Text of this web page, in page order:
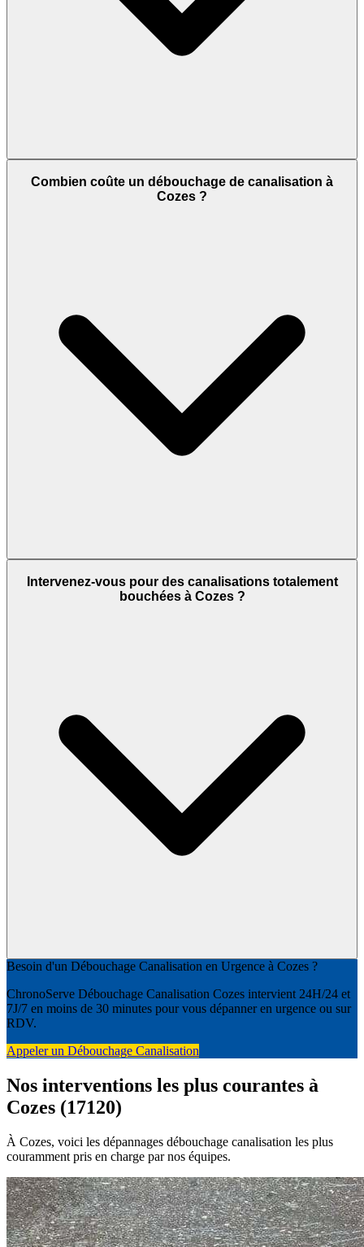
Combien coûte un débouchage de canalisation à
Cozes ?
Intervenez-vous pour des canalisations totalement
bouchées à Cozes ?
Besoin d'un Débouchage Canalisation en Urgence à Cozes ?
ChronoServe Débouchage Canalisation Cozes intervient 24H/24 et
7J/7 en moins de 30 minutes pour vous dépanner en urgence ou sur
RDV.
Appeler un Débouchage Canalisation
Nos interventions les plus courantes à
Cozes (17120)
À Cozes, voici les dépannages débouchage canalisation les plus
couramment pris en charge par nos équipes.